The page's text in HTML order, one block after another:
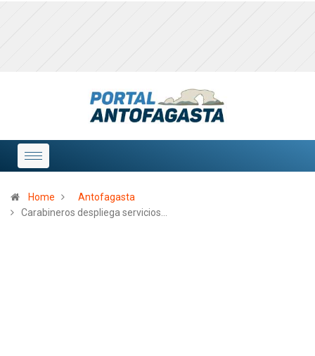
Home
Antofagasta
Carabineros despliega servicios…